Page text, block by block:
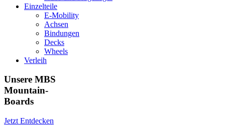
Einzelteile
E-Mobility
Achsen
Bindungen
Decks
Wheels
Verleih
Unsere MBS
Mountain-
Boards
Jetzt Entdecken